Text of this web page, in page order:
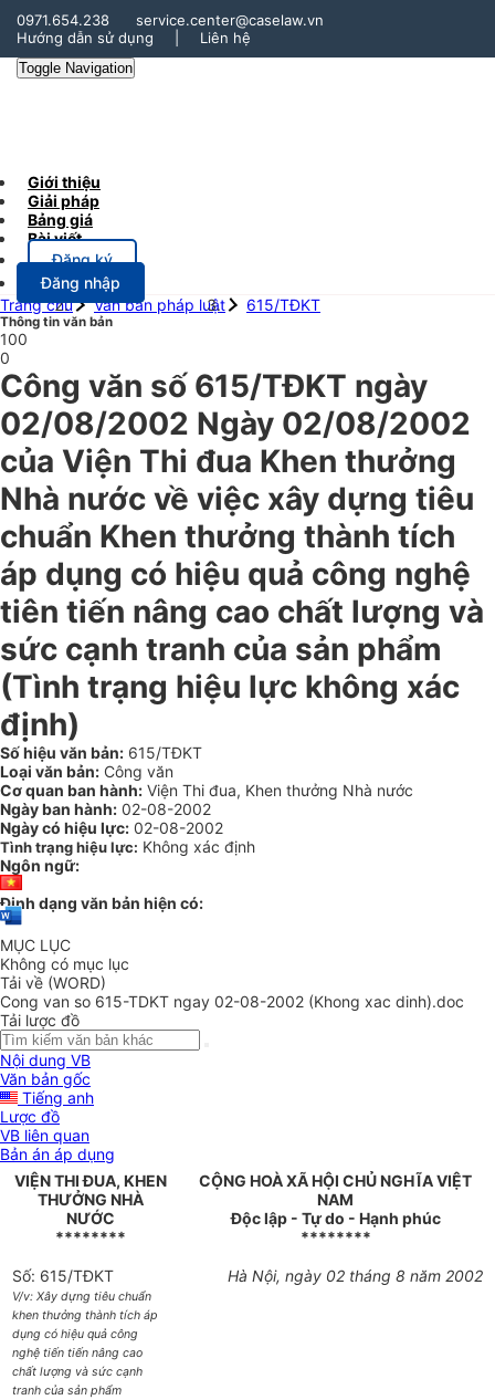
0971.654.238
service.center@caselaw.vn
Hướng dẫn sử dụng
Liên hệ
Toggle Navigation
Giới thiệu
Giải pháp
Bảng giá
Bài viết
Đăng ký
Đăng nhập
Trang chủ
Văn bản pháp luật 615/TĐKT
Thông tin văn bản
100
0
Công văn số 615/TĐKT ngày
02/08/2002 Ngày 02/08/2002
của Viện Thi đua Khen thưởng
Nhà nước về việc xây dựng tiêu
chuẩn Khen thưởng thành tích
áp dụng có hiệu quả công nghệ
tiên tiến nâng cao chất lượng và
sức cạnh tranh của sản phẩm
(Tình trạng hiệu lực không xác
định)
Số hiệu văn bản: 615/TĐKT
Loại văn bản: Công văn
Cơ quan ban hành: Viện Thi đua, Khen thưởng Nhà nước
Ngày ban hành: 02-08-2002
Ngày có hiệu lực: 02-08-2002
Tình trạng hiệu lực: Không xác định
Ngôn ngữ:
Định dạng văn bản hiện có:
MỤC LỤC
Không có mục lục
Tải về (WORD)
Cong van so 615-TDKT ngay 02-08-2002 (Khong xac dinh).doc
Tải lược đồ
Nội dung VB
Văn bản gốc
Tiếng anh
Lược đồ
VB liên quan
Bản án áp dụng
VIỆN THI ĐUA, KHEN
THƯỞNG NHÀ
NƯỚC
********
CỘNG HOÀ XÃ HỘI CHỦ NGHĨA VIỆT
NAM
Độc lập - Tự do - Hạnh phúc
********
Số: 615/TĐKT
V/v: Xây dựng tiêu chuẩn
khen thưởng thành tích áp
dụng có hiệu quả công
nghệ tiến tiến nâng cao
chất lượng và sức cạnh
tranh của sản phẩm
Hà Nội, ngày 02 tháng 8 năm 2002